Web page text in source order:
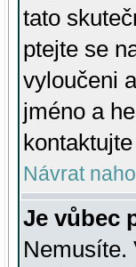
tato
ptejte se
vyloučeni
jméno a
Návrat
Je vůbec
Nemusíte.